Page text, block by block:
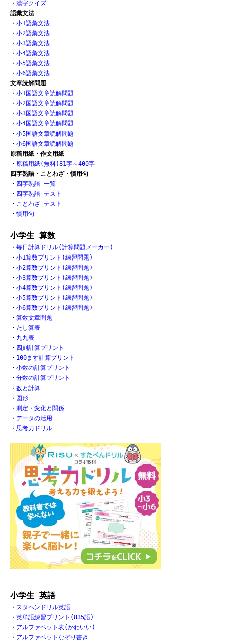
・ 漢字クイズ
語彙文法
・ 小1語彙文法
・ 小2語彙文法
・ 小3語彙文法
・ 小4語彙文法
・ 小5語彙文法
・ 小6語彙文法
文章読解問題
・ 小1国語文章読解問題
・ 小2国語文章読解問題
・ 小3国語文章読解問題
・ 小4国語文章読解問題
・ 小5国語文章読解問題
・ 小6国語文章読解問題
原稿用紙・作文用紙
・ 原稿用紙(無料)81字～400字
四字熟語・ことわざ・慣用句
・ 四字熟語 一覧
・ 四字熟語 テスト
・ ことわざ テスト
・慣用句
小学生 算数
・ 毎日計算ドリル(計算問題メーカー)
・ 小1算数プリント(練習問題)
・ 小2算数プリント(練習問題)
・ 小3算数プリント(練習問題)
・ 小4算数プリント(練習問題)
・ 小5算数プリント(練習問題)
・ 小6算数プリント(練習問題)
・ 算数文章問題
・ たし算表
・ 九九表
・ 四則計算プリント
・ 100ます計算プリント
・ 小数の計算プリント
・ 分数の計算プリント
・ 数と計算
・ 図形
・ 測定・変化と関係
・ データの活用
・ 思考力ドリル
小学生 英語
・ スタペンドリル英語
・ 英単語練習プリント(835語)
・ アルファベット表(かわいい)
・ アルファベットなぞり書き